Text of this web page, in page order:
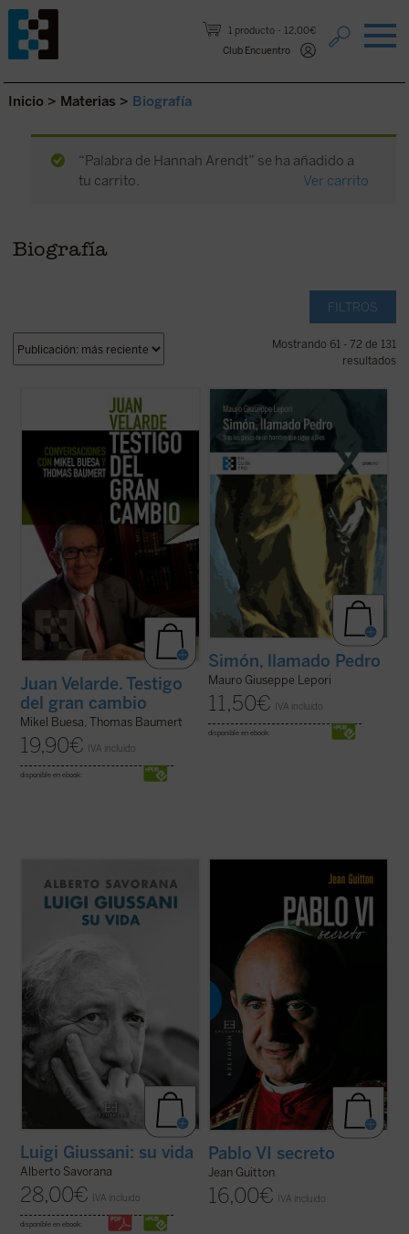
1 producto
12,00€
Club Encuentro
Saltar al contenido.
Inicio > Materias > Biografía
“Palabra de Hannah Arendt” se ha añadido a
tu carrito.
Ver carrito
Biografía
FILTROS
Mostrando 61 - 72 de 131
resultados
Este libro recoge los recuerdos y
memorias del profesor Juan Velarde a
través de una serie de conversaciones con
los profesores Mikel Buesa y Thomas
Baumert, en las que, de forma rigurosa
pero distendida, se repasan los principales
episodios de ... (ver ficha)
Juan Velarde. Testigo
del gran cambio
Mikel Buesa, Thomas Baumert
19,90€ IVA incluido
disponible en ebook:
sencilla, profunda y apasionada de la vida
de san Pedro desde que conoció a Jesús y,
dejándolo todo, lo siguió, hasta su último
Lepori nos ...
Simón, llamado Pedro
Mauro Giuseppe Lepori
11,50€ IVA incluido
disponible en ebook:
Liberación, escrita por uno de sus más
estrechos colaboradores tras años de
intenso trabajo de recopilación de miles de
documentos escritos y de testimonios
Luigi Giussani: su vida
Alberto Savorana
28,00€ IVA incluido
disponible en ebook:
El presente libro, publicado originalmente
un año después de la muerte de Pablo VI,
recoge las notas tomadas por Jean Guitton
a lo largo de veintisiete años (1950-1977)
de encuentros con Montini, de quien fue
amigo, y quien le confió sus ...
(ver ficha)
Pablo VI secreto
Jean Guitton
16,00€ IVA incluido